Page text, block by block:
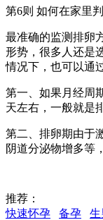
第6则 如何在家里
最准确的监测排卵
形势，很多人还是
情况下，也可以通
第一、如果月经周
天左右，一般就是
第二、排卵期由于
阴道分泌物增多等
推荐：
快速怀孕
备孕 生